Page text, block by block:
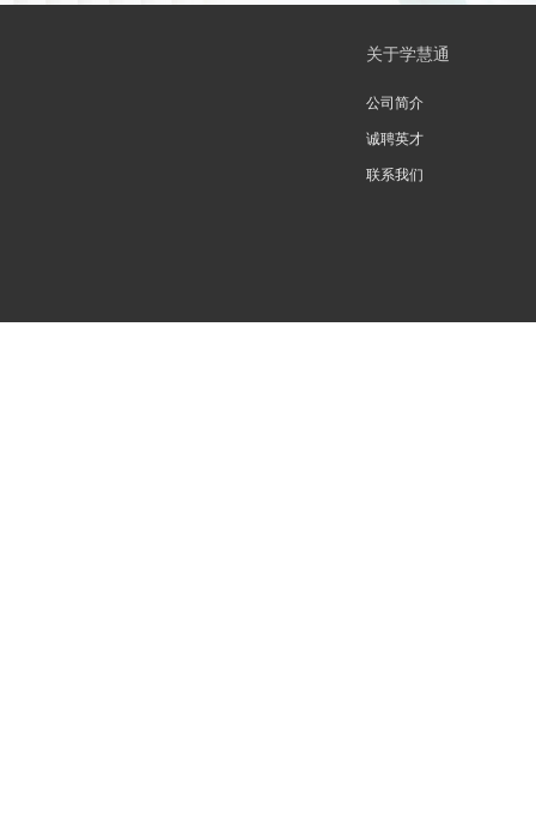
关于学慧通
公司简介
诚聘英才
联系我们